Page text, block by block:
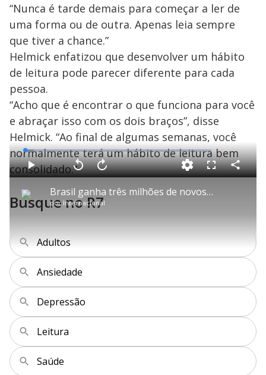
“Nunca é tarde demais para começar a ler de
uma forma ou de outra. Apenas leia sempre
que tiver a chance.”
Helmick enfatizou que desenvolver um hábito
de leitura pode parecer diferente para cada
pessoa.
“Acho que é encontrar o que funciona para você
e abraçar isso com os dois braços”, disse
Helmick. “Ao final de algumas semanas, você
normalmente terá um hábito de leitura bem
consolidado.”
P
l
a
y
V
Brasil ganha três milhões de novos leitores em 2025
por Internacional
P V
t
a
r
1
o
A
n
ç
a
d
u
o
L
o
a
d
e
4
.
7
F
l
C
o
Busque no R7
Adultos
Ansiedade
Depressão
Leitura
Saúde